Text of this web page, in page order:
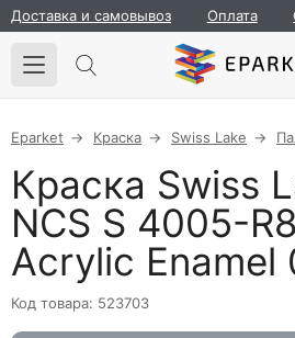
Доставка и самовывоз Оплата
Eparket Краска Swiss Lake
Краска Swiss
NCS S 4005-
Acrylic Enamel
Код товара: 523703